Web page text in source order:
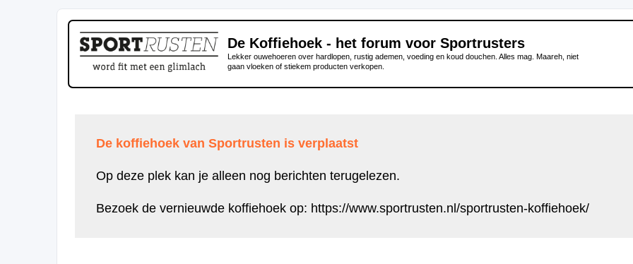
De Koffiehoek - het forum voor Sportrusters
Lekker ouwehoeren over hardlopen, rustig ademen, voeding en koud douchen. Alles mag. Maareh, niet
gaan vloeken of stiekem producten verkopen.
De koffiehoek van Sportrusten is verplaatst
Op deze plek kan je alleen nog berichten terugelezen.
Bezoek de vernieuwde koffiehoek op: https://www.sportrusten.nl/sportrusten-koffiehoek/